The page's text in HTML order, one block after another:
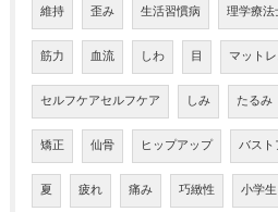
維持 歪み 生活習慣病 理学療法
筋力 血流 しわ 目 マット
セルフケアセルフケア しみ たるみ
矯正 仙骨 ヒップアップ バス
夏 疲れ 痛み 巧緻性 小学生